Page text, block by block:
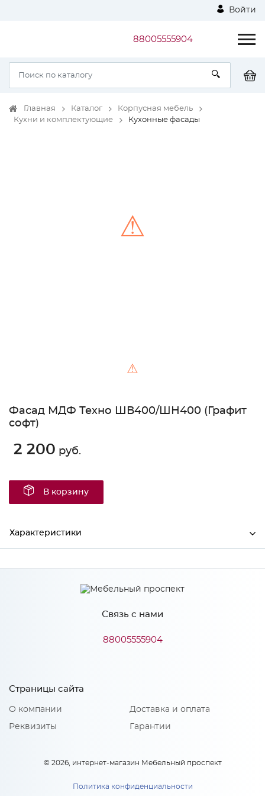
Войти
88005555904
Главная Каталог
Корпусная мебель
Кухни и комплектующие
Кухонные фасады
⚠
⚠
Фасад МДФ Техно ШВ400/ШН400 (Графит
софт)
2 200 руб.
В корзину
Характеристики
Производитель МиФ
Связь с нами
88005555904
Страницы сайта
О компании
Реквизиты
Доставка и оплата
Гарантии
© 2026, интернет-магазин Мебельный проспект
Политика конфиденциальности